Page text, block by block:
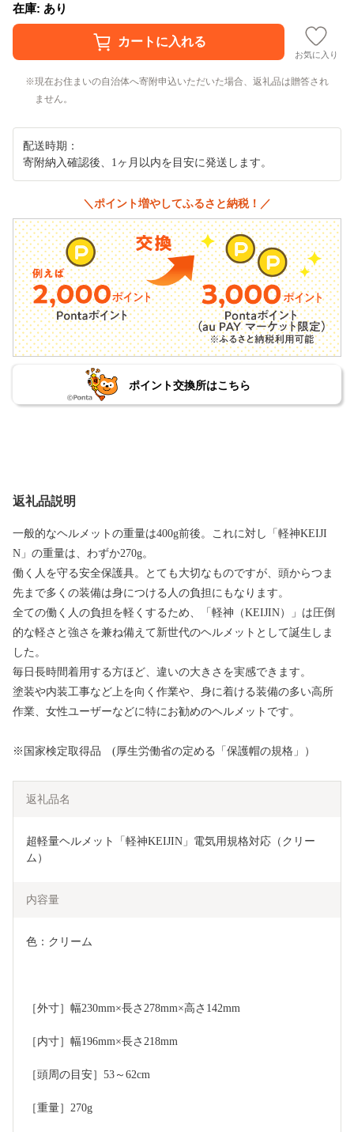
在庫: あり
お気に入り
現在お住まいの自治体へ寄附申込いただいた場合、返礼品は贈答され
ません。
配送時期：
寄附納入確認後、1ヶ月以内を目安に発送します。
＼ポイント増やしてふるさと納税！／
ポイント交換所はこちら
返礼品説明
一般的なヘルメットの重量は400g前後。これに対し「軽神KEIJI
N」の重量は、わずか270g。
働く人を守る安全保護具。とても大切なものですが、頭からつま
先まで多くの装備は身につける人の負担にもなります。
全ての働く人の負担を軽くするため、「軽神（KEIJIN）」は圧倒
的な軽さと強さを兼ね備えて新世代のヘルメットとして誕生しま
した。
毎日長時間着用する方ほど、違いの大きさを実感できます。
塗装や内装工事など上を向く作業や、身に着ける装備の多い高所
作業、女性ユーザーなどに特にお勧めのヘルメットです。
※国家検定取得品 (厚生労働省の定める「保護帽の規格」）
返礼品名
超軽量ヘルメット「軽神KEIJIN」電気用規格対応（クリー
ム）
内容量
色：クリーム
［外寸］幅230mm×長さ278mm×高さ142mm
［内寸］幅196mm×長さ218mm
［頭周の目安］53～62cm
［重量］270g